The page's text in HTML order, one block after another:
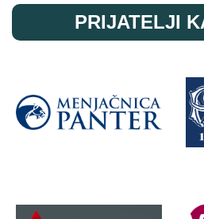
PRIJATELJI